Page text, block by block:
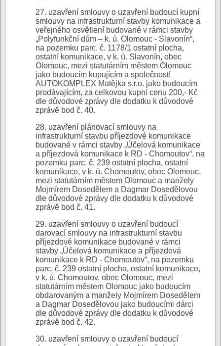
27. uzavření smlouvy o uzavření budoucí kupní
smlouvy na infrastrukturní stavby komunikace a
veřejného osvětlení budované v rámci stavby
„Polyfunkční dům – k. ú. Olomouc - Slavonín“,
na pozemku parc. č. 1178/1 ostatní plocha,
ostatní komunikace, v k. ú. Slavonín, obec
Olomouc, mezi statutárním městem Olomouc
jako budoucím kupujícím a společností
AUTOKOMPLEX Matějka s.r.o. jako budoucím
prodávajícím, za celkovou kupní cenu 200,- Kč
dle důvodové zprávy dle dodatku k důvodové
zprávě bod č. 40.
28. uzavření plánovací smlouvy na
infrastrukturní stavbu příjezdové komunikace
budované v rámci stavby „Účelová komunikace
a příjezdová komunikace k RD - Chomoutov“, na
pozemku parc. č. 239 ostatní plocha, ostatní
komunikace, v k. ú. Chomoutov, obec Olomouc,
mezi statutárním městem Olomouc a manžely
Mojmírem Dosedělem a Dagmar Dosedělovou
dle důvodové zprávy dle dodatku k důvodové
zprávě bod č. 41.
29. uzavření smlouvy o uzavření budoucí
darovací smlouvy na infrastrukturní stavbu
příjezdové komunikace budované v rámci
stavby „Účelová komunikace a příjezdová
komunikace k RD - Chomoutov“, na pozemku
parc. č. 239 ostatní plocha, ostatní komunikace,
v k. ú. Chomoutov, obec Olomouc, mezi
statutárním městem Olomouc jako budoucím
obdarovaným a manžely Mojmírem Dosedělem
a Dagmar Dosedělovou jako budoucími dárci
dle důvodové zprávy dle dodatku k důvodové
zprávě bod č. 42.
30. uzavření smlouvy o uzavření budoucí